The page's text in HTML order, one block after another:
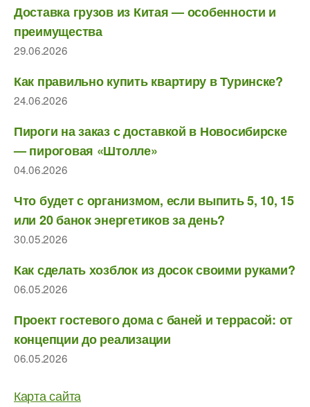
Доставка грузов из Китая — особенности и
преимущества
29.06.2026
Как правильно купить квартиру в Туринске?
24.06.2026
Пироги на заказ с доставкой в Новосибирске
— пироговая «Штолле»
04.06.2026
Что будет с организмом, если выпить 5, 10, 15
или 20 банок энергетиков за день?
30.05.2026
Как сделать хозблок из досок своими руками?
06.05.2026
Проект гостевого дома с баней и террасой: от
концепции до реализации
06.05.2026
Карта сайта